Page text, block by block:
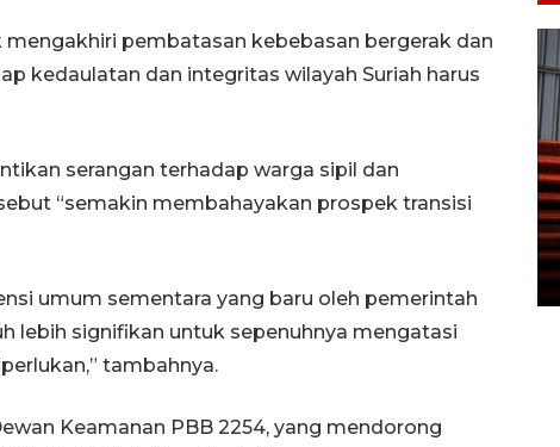
pembatasan kebebasan bergerak dan
kedaulatan dan integritas wilayah Suriah harus
serangan terhadap warga sipil dan
“semakin membahayakan prospek transisi
umum sementara yang baru oleh pemerintah
lebih signifikan untuk sepenuhnya mengatasi
tambahnya.
Keamanan PBB 2254, yang mendorong
Prediksi puncak musim
kemarau di Kalimantan